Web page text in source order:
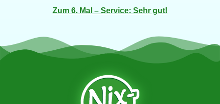
Zum 6. Mal – Service: Sehr gut!